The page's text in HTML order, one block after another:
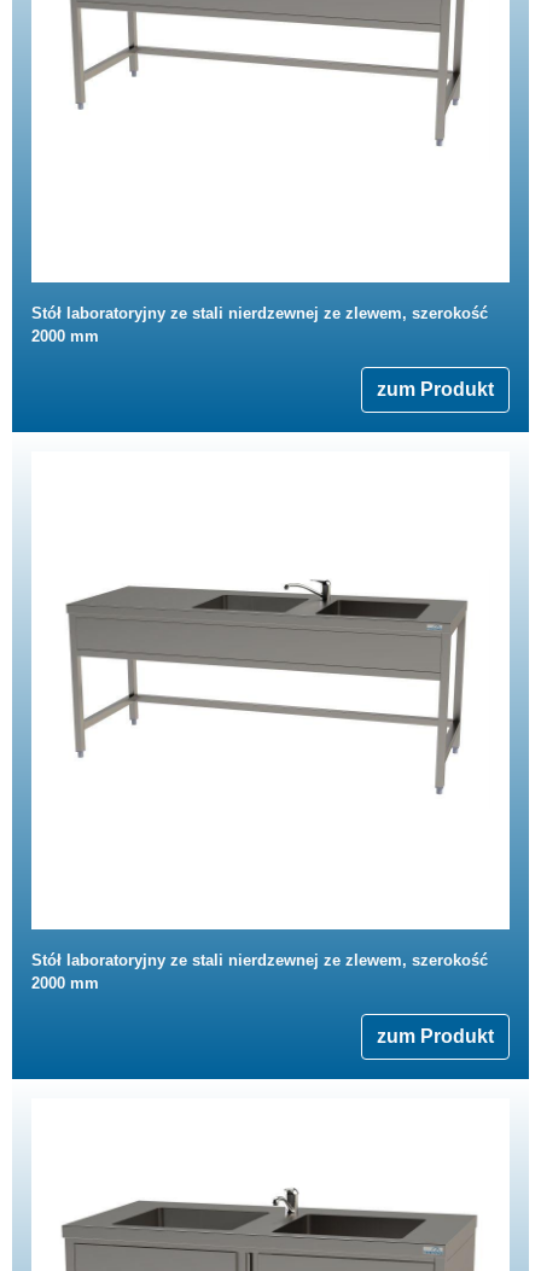
Stół laboratoryjny ze stali nierdzewnej ze zlewem, szerokość
2000 mm
zum Produkt
Stół laboratoryjny ze stali nierdzewnej ze zlewem, szerokość
2000 mm
zum Produkt